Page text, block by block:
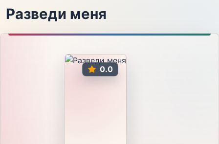
Разведи меня
0.0